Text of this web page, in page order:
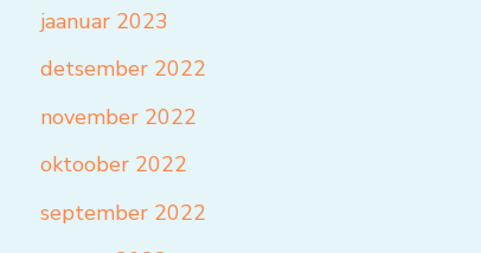
jaanuar 2023
detsember 2022
november 2022
oktoober 2022
september 2022